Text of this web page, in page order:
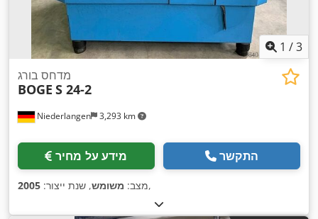
1 /3
Niederlangen 3,293 km
מדחס בורג
BOGE S 24-2
מידע על מחיר התקשר
מצב: משומש, שנת ייצור: 2005 ,